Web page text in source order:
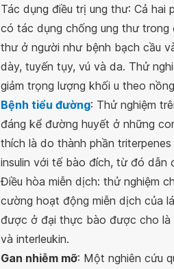
Tác dụng điều trị ung thư: Cả hai
có tác dụng chống ung thư trong
thư ở người như bệnh bạch cầu
dày, tuyến tụy, vú và da. Thử
giảm trọng lượng khối u theo
Bệnh tiểu đường: Thử nghiệm
đáng kể đường huyết ở những
thích là do thành phần
insulin với tế bào đích, từ đó dẫn
Điều hòa miễn dịch: thử nghiệm
cường hoạt động miễn dịch của
được ở đại thực bào được cho
và interleukin.
Gan nhiễm mỡ: Một nghiên cứu